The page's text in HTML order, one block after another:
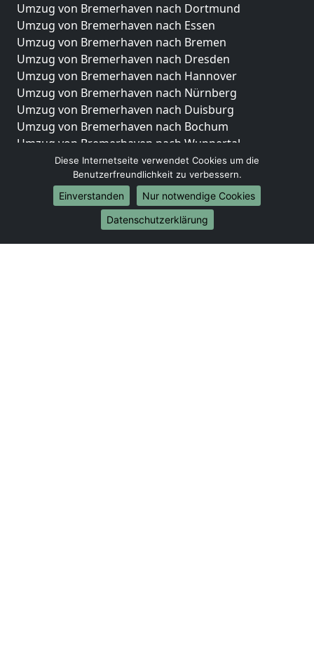
Umzug von Bremerhaven nach Dortmund
Umzug von Bremerhaven nach Essen
Umzug von Bremerhaven nach Bremen
Umzug von Bremerhaven nach Dresden
Umzug von Bremerhaven nach Hannover
Umzug von Bremerhaven nach Nürnberg
Umzug von Bremerhaven nach Duisburg
Umzug von Bremerhaven nach Bochum
Umzug von Bremerhaven nach Wuppertal
Umzug von Bremerhaven nach Bielefeld
Umzug von Bremerhaven nach Bonn
Umzug von Bremerhaven nach Münster
Internationale-Umzüge
Umzug von Bremerhaven nach Brasilien
Diese Internetseite verwendet Cookies um die
Benutzerfreundlichkeit zu verbessern.
Einverstanden
Nur notwendige Cookies
Datenschutzerklärung